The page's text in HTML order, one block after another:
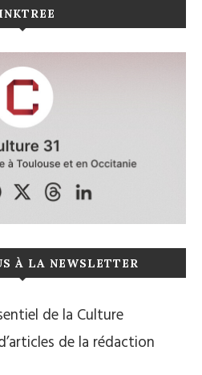
À LA NEWSLETTER
de la Culture
de la rédaction